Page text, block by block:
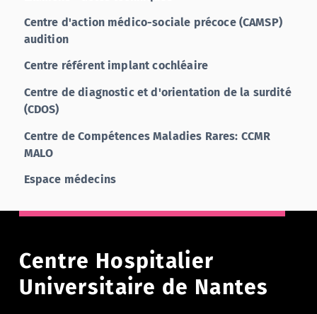
Centre d'action médico-sociale précoce (CAMSP)
audition
Centre référent implant cochléaire
Centre de diagnostic et d'orientation de la surdité
(CDOS)
Centre de Compétences Maladies Rares: CCMR
MALO
Espace médecins
Centre Hospitalier
Universitaire de Nantes